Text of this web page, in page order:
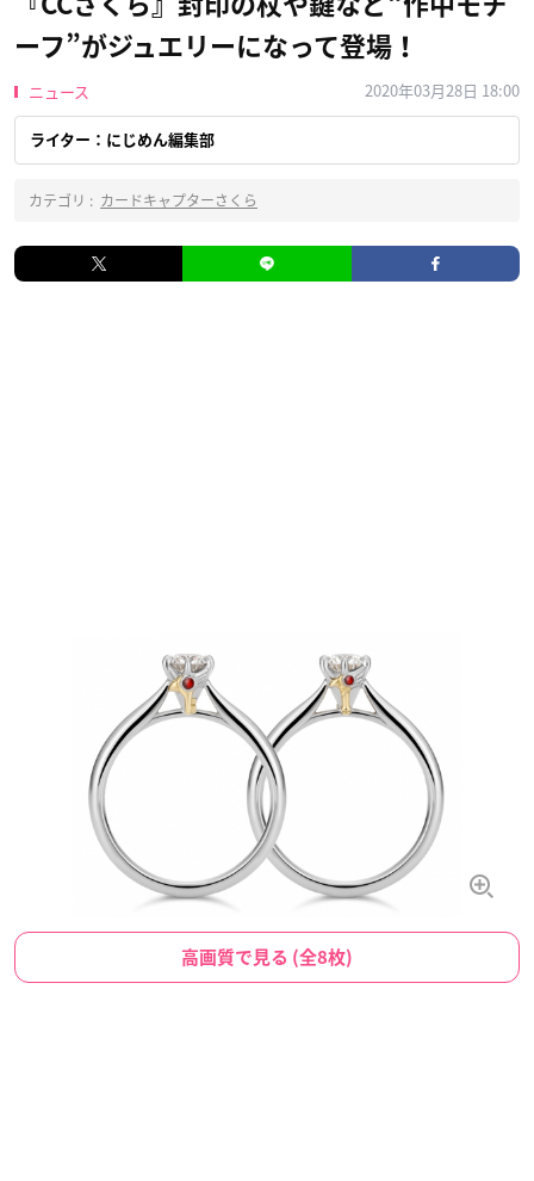
ーフ”がジュエリーになって登場！
ニュース 2020年03月28日 18:00
ライター：にじめん編集部
カテゴリ : カードキャプターさくら
高画質で見る (全8枚)